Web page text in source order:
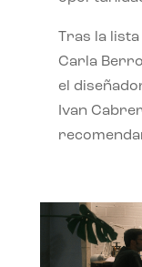
Tras la
Carla
el
Ivan